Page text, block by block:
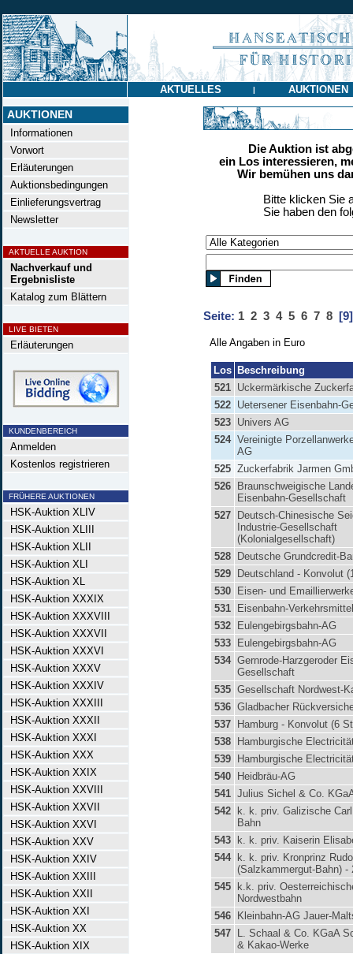
AKTUELLES | AUKTIONEN
AUKTIONEN
Informationen
Vorwort
Erläuterungen
Auktionsbedingungen
Einlieferungsvertrag
Newsletter
AKTUELLE AUKTION
Nachverkauf und
Ergebnisliste
Katalog zum Blättern
LIVE BIETEN
Erläuterungen
KUNDENBEREICH
Anmelden
Kostenlos registrieren
FRÜHERE AUKTIONEN
HSK-Auktion XLIV
HSK-Auktion XLIII
HSK-Auktion XLII
HSK-Auktion XLI
HSK-Auktion XL
HSK-Auktion XXXIX
HSK-Auktion XXXVIII
HSK-Auktion XXXVII
HSK-Auktion XXXVI
HSK-Auktion XXXV
HSK-Auktion XXXIV
HSK-Auktion XXXIII
HSK-Auktion XXXII
HSK-Auktion XXXI
HSK-Auktion XXX
HSK-Auktion XXIX
HSK-Auktion XXVIII
HSK-Auktion XXVII
HSK-Auktion XXVI
HSK-Auktion XXV
HSK-Auktion XXIV
HSK-Auktion XXIII
HSK-Auktion XXII
HSK-Auktion XXI
HSK-Auktion XX
HSK-Auktion XIX
Die Auktion ist
ein Los interessieren,
Wir bemühen uns
Bitte klicken Sie
Sie haben den
Seite: 1 2 3 4 5 6 7 8 [9]
Alle Angaben in Euro
Los Beschreibung
521 Uckermärkische
522 Uetersener Eisenbahn-
523 Univers AG
524 Vereinigte
AG
525 Zuckerfabrik Jarmen
526
Braunschweigische
Eisenbahn-Gesellschaft
527
Deutsch-Chinesische
Industrie-Gesellschaft
(Kolonialgesellschaft)
528
Deutsche Grundcredit-
529
Deutschland - Konvolut
530
Eisen- und
531
Eisenbahn-
532
Eulengebirgsbahn-AG
533
Eulengebirgsbahn-AG
534 Gernrode-Harzgeroder
Gesellschaft
535 Gesellschaft Nordwest-
536 Gladbacher
537
Hamburg - Konvolut (6
538
Hamburgische
539
Hamburgische
540
Heidbräu-AG
541 Julius Sichel & Co.
542
k. k. priv. Galizische
Bahn
543
k. k. priv. Kaiserin
544
k. k. priv. Kronprinz
(Salzkammergut-Bahn) -
545
k.k. priv.
Nordwestbahn
546
Kleinbahn-AG Jauer-
547
L. Schaal & Co. KGaA
& Kakao-Werke